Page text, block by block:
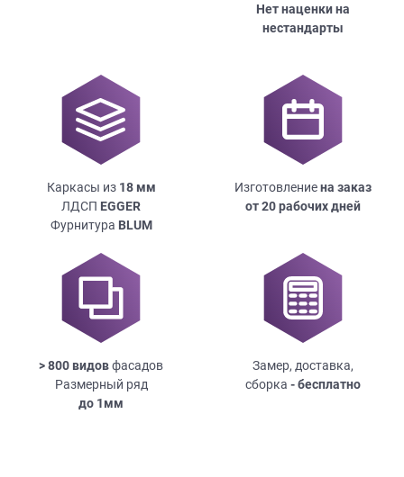
Нет наценки на
нестандарты
Каркасы из 18мм
ЛДСП EGGER
Фурнитура BLUM
Изготовлениена заказ
от 20 рабочих дней
> 800 видовфасадов
Размерный ряд
до 1мм
Замер, доставка,
сборка - бесплатно